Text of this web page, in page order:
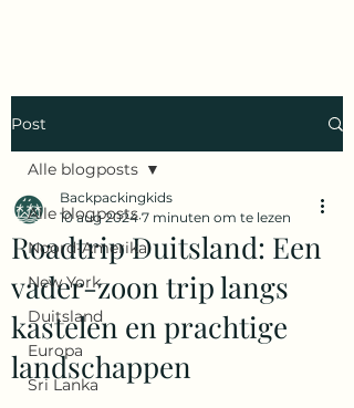
Post
Alle blogposts
Noord-Amerika
New York
Duitsland
Europa
Sri Lanka
Alle blogposts
Roadtrip Duitsland: Een
vader-zoon trip langs
kastelen en prachtige
landschappen
Backpackingkids
10 aug 2024 7 minuten om te lezen